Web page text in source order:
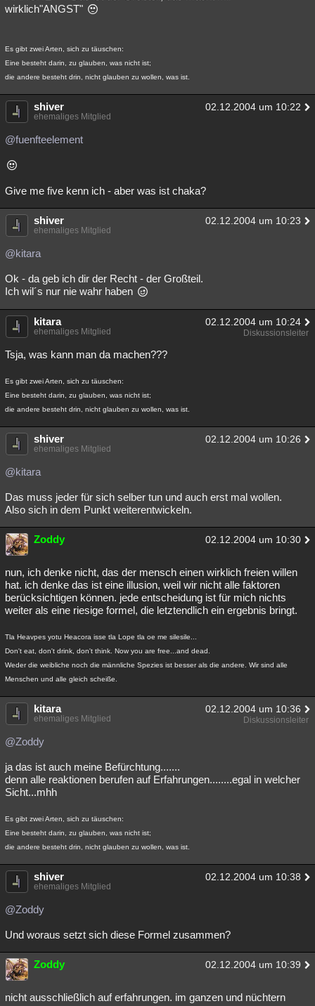
wirklich"ANGST"
Es gibt zwei Arten, sich zu täuschen:
Eine besteht darin, zu glauben, was nicht ist;
die andere besteht drin, nicht glauben zu wollen, was ist.
shiver 02.12.2004 um 10:22
ehemaliges Mitglied
@fuenfteelement
Give me five kenn ich - aber was ist chaka?
shiver 02.12.2004 um 10:23
ehemaliges Mitglied
@kitara
Ok - da geb ich dir der Recht - der Großteil.
Ich wil´s nur nie wahr haben
kitara 02.12.2004 um 10:24
ehemaliges Mitglied Diskussionsleiter
Tsja, was kann man da machen???
Es gibt zwei Arten, sich zu täuschen:
Eine besteht darin, zu glauben, was nicht ist;
die andere besteht drin, nicht glauben zu wollen, was ist.
shiver 02.12.2004 um 10:26
ehemaliges Mitglied
@kitara
Das muss jeder für sich selber tun und auch erst mal wollen.
Also sich in dem Punkt weiterentwickeln.
Zoddy 02.12.2004 um 10:30
nun, ich denke nicht, das der mensch einen wirklich freien willen
hat. ich denke das ist eine illusion, weil wir nicht alle faktoren
berücksichtigen können. jede entscheidung ist für mich nichts
weiter als eine riesige formel, die letztendlich ein ergebnis bringt.
Tla Heavpes yotu Heacora isse tla Lope tla oe me silesile...
Don't eat, don't drink, don't think. Now you are free...and dead.
Weder die weibliche noch die männliche Spezies ist besser als die andere. Wir sind alle
Menschen und alle gleich scheiße.
kitara 02.12.2004 um 10:36
ehemaliges Mitglied Diskussionsleiter
@Zoddy
ja das ist auch meine Befürchtung.......
denn alle reaktionen berufen auf Erfahrungen........egal in welcher
Sicht...mhh
Es gibt zwei Arten, sich zu täuschen:
Eine besteht darin, zu glauben, was nicht ist;
die andere besteht drin, nicht glauben zu wollen, was ist.
shiver 02.12.2004 um 10:38
ehemaliges Mitglied
@Zoddy
Und woraus setzt sich diese Formel zusammen?
Zoddy 02.12.2004 um 10:39
nicht ausschließlich auf erfahrungen. im ganzen und nüchtern